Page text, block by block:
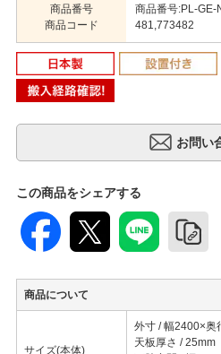
商品番号
商品コード
商品番号:PL-
481,773482
この商品をシェアする
商品について
サイズ(本体)
外寸 / 幅2400×奥
天板厚さ / 25mm